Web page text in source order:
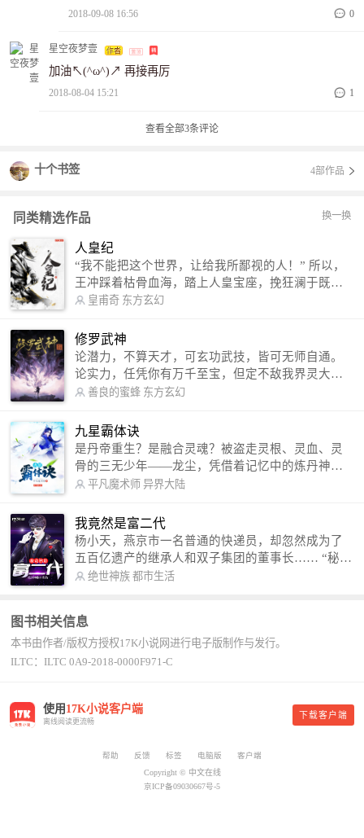
2018-09-08 16:56 0
星空夜梦壹
加油↖(^ω^)↗ 再接再厉
2018-08-04 15:21 1
查看全部3条评论
十个书签 4部作品
同类精选作品 换一换
人皇纪
“我不能把这个世界，让给我所鄙视的人！” 所以，
王冲踩着枯骨血海，踏上人皇宝座，挽狂澜于既
倒，扶大厦之将倾，成就了一段无上的传说！ 微信
微博：皇甫奇（地址：http://weibo.com/u/25284575
87） QQ交流群：320238210【普通群】 574501330
【VIP订阅群】 欢迎大家关注。
皇甫奇 东方玄幻
修罗武神
论潜力，不算天才，可玄功武技，皆可无师自通。
论实力，任凭你有万千至宝，但定不敌我界灵大
军。 我是谁？天下众生视我为修罗，却不知，我以
信公众号：善良的蜜蜂后援会）
善良的蜜蜂 东方玄幻
九星霸体诀
是丹帝重生？是融合灵魂？被盗走灵根、灵血、灵
骨的三无少年——龙尘，凭借着记忆中的炼丹神
术，修行神秘功法九星霸体诀，拨开重重迷雾，解
勾搭各色美女，镇压恶鬼邪神。 江湖传闻：龙
尘一到，地吼天啸。龙尘一出，鬼泣神哭。 本
故事纯属虚构，如有雷同，那就是真事儿，想要对
号入座，抓紧时间进群：487963015 微信公众号：
平凡魔术师,或者搜索：pingfanmoshushi1982,公众
平凡魔术师 异界大陆
我竟然是富二代
杨小天，燕京市一名普通的快递员，却忽然成为了
五百亿遗产的继承人和双子集团的董事长…… “秘
书，给我定制一套百亿富翁的吃喝住行标准！” “好
呢？” “回杨总，开车太堵，已经给你安排了直升
机。” 从此，开启杨小天的百亿富翁之旅，只有他不
敢想的，没有秘书办不到的。
绝世神族 都市生活
图书相关信息
本书由作者/版权方授权17K小说网进行电子版制作与发行。
ILTC：ILTC 0A9-2018-0000F971-C
使用 17K小说客户端
离线阅读更流畅
下载客户端
帮助 反馈 标签 电脑版
客户端
Copyright © 中文在线
京ICP备09030667号-5